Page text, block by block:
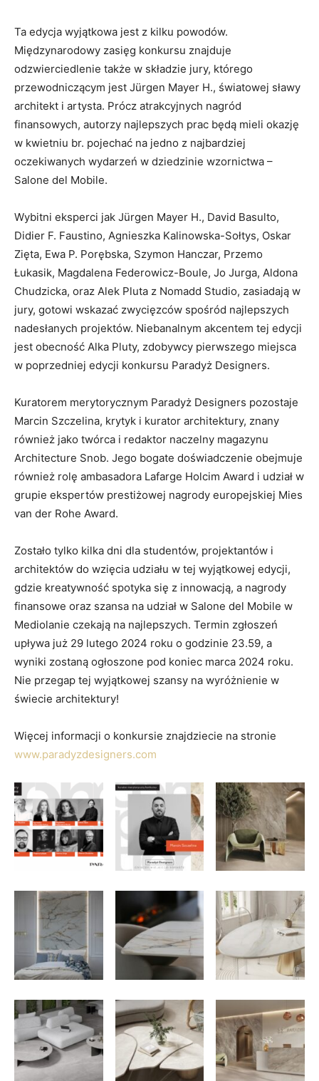
Ta edycja wyjątkowa jest z kilku powodów.
Międzynarodowy zasięg konkursu znajduje
odzwierciedlenie także w składzie jury, którego
przewodniczącym jest Jürgen Mayer H., światowej sławy
architekt i artysta. Prócz atrakcyjnych nagród
finansowych, autorzy najlepszych prac będą mieli okazję
w kwietniu br. pojechać na jedno z najbardziej
oczekiwanych wydarzeń w dziedzinie wzornictwa –
Salone del Mobile.
Wybitni eksperci jak Jürgen Mayer H., David Basulto,
Didier F. Faustino, Agnieszka Kalinowska-Sołtys, Oskar
Zięta, Ewa P. Porębska, Szymon Hanczar, Przemo
Łukasik, Magdalena Federowicz-Boule, Jo Jurga, Aldona
Chudzicka, oraz Alek Pluta z Nomadd Studio, zasiadają w
jury, gotowi wskazać zwycięzców spośród najlepszych
nadesłanych projektów. Niebanalnym akcentem tej edycji
jest obecność Alka Pluty, zdobywcy pierwszego miejsca
w poprzedniej edycji konkursu Paradyż Designers.
Kuratorem merytorycznym Paradyż Designers pozostaje
Marcin Szczelina, krytyk i kurator architektury, znany
również jako twórca i redaktor naczelny magazynu
Architecture Snob. Jego bogate doświadczenie obejmuje
również rolę ambasadora Lafarge Holcim Award i udział w
grupie ekspertów prestiżowej nagrody europejskiej Mies
van der Rohe Award.
Zostało tylko kilka dni dla studentów, projektantów i
architektów do wzięcia udziału w tej wyjątkowej edycji,
gdzie kreatywność spotyka się z innowacją, a nagrody
finansowe oraz szansa na udział w Salone del Mobile w
Mediolanie czekają na najlepszych. Termin zgłoszeń
upływa już 29 lutego 2024 roku o godzinie 23.59, a
wyniki zostaną ogłoszone pod koniec marca 2024 roku.
Nie przegap tej wyjątkowej szansy na wyróżnienie w
świecie architektury!
Więcej informacji o konkursie znajdziecie na stronie
www.paradyzdesigners.com